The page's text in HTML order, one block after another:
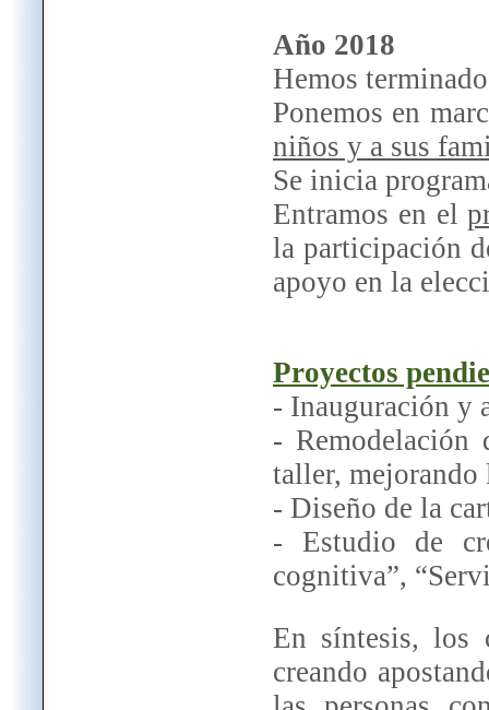
Año 2018
Hemos
Ponemos en
niños y a sus
Se inicia
Entramos en el
la participación
apoyo en la
Proyectos
- Inauguración y
-
taller, mejorando
- Diseño de la
- Estudio de
cognitiva”,
En síntesis, los
creando